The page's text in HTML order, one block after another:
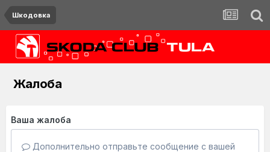
Шкодовка
Жалоба
Ваша жалоба
Дополнительно отправьте сообщение с вашей